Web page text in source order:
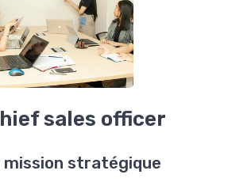
sales officer
mission stratégique